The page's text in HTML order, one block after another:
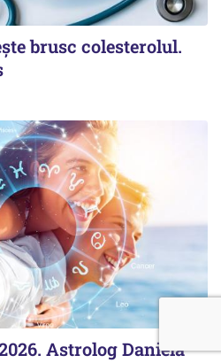
brusc colesterolul.
Astrolog Daniela